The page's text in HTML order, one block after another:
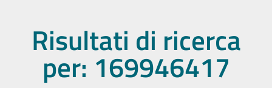
Risultati di ricerca
per: 169946417